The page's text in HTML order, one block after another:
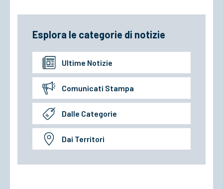
Esplora le categorie di notizie
Ultime Notizie
Comunicati Stampa
Dalle Categorie
Dai Territori